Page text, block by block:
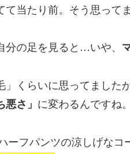
て当たり前。そう思って
分の足を見ると…いや、
」くらいに思ってました
悪さ」 に変わるんですね
ーフパンツの涼しげな